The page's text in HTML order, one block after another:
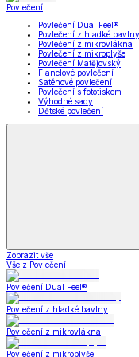
Koupelna
Koupelna
Ručníky a osušky
Koupelnové předložky
Zobrazit vše
Vše z Koupelna
Ručníky a osušky
Koupelnové předložky